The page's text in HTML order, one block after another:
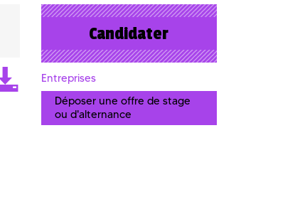
Candidater
Entreprises
Déposer une offre de stage
ou d'alternance